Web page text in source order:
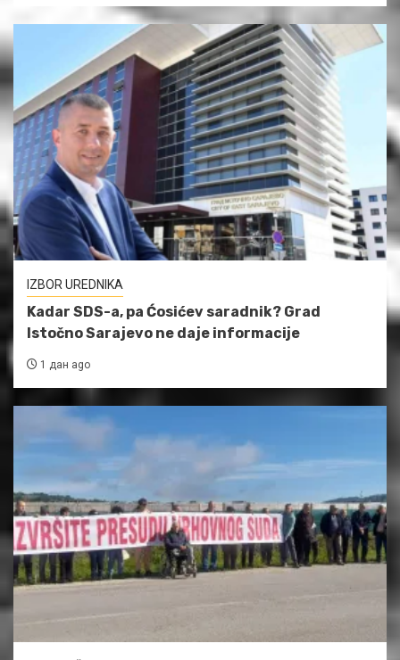
IZBOR UREDNIKA
Kadar SDS-a, pa Ćosićev saradnik? Grad
Istočno Sarajevo ne daje informacije
1 дан ago